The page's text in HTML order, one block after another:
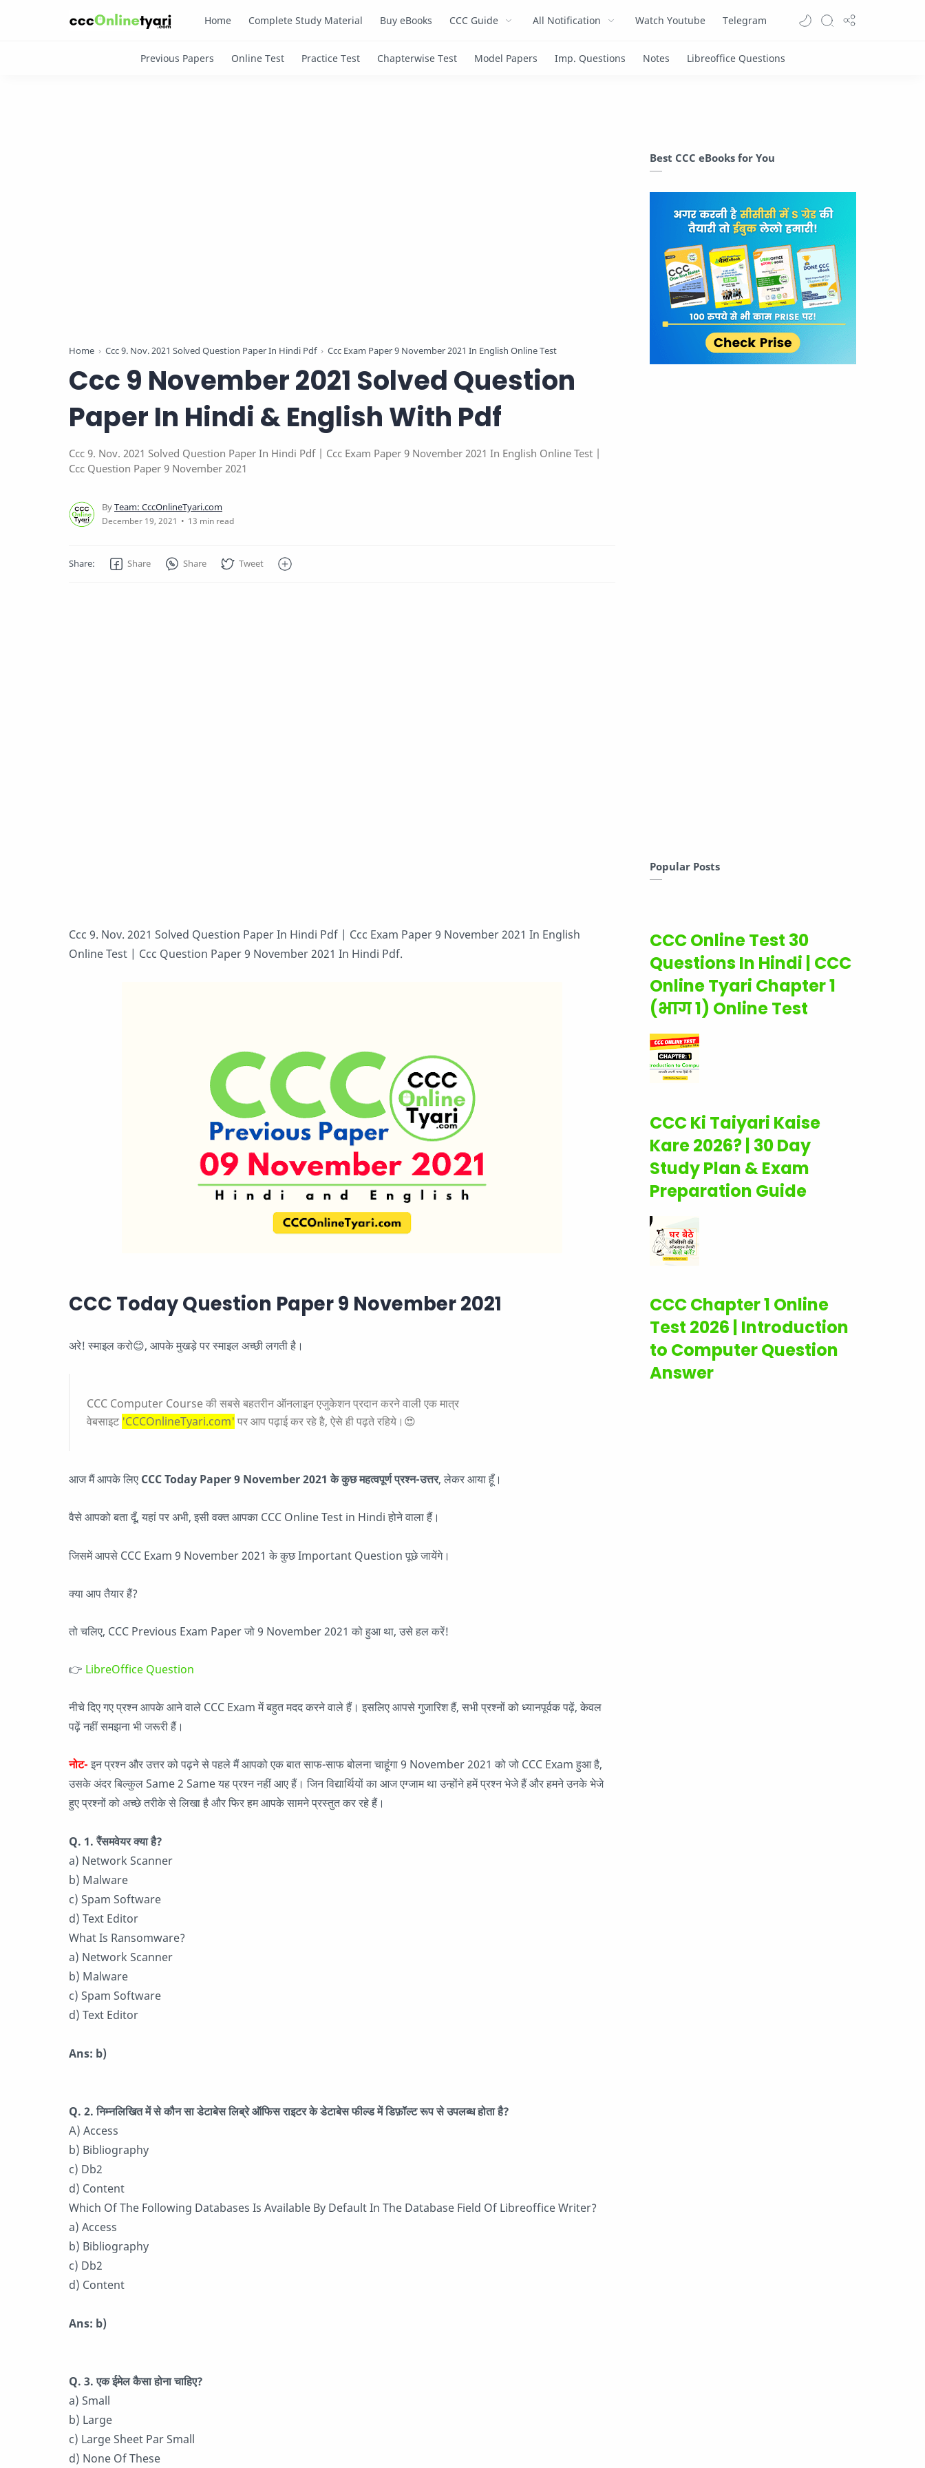
Home Complete Study Material Buy eBooks CCC Guide All Notification Watch Youtube Telegram
Home Ccc 9. Nov. 2021 Solved Question Paper In Hindi Pdf Ccc Exam Paper 9 November 2021 In English Online Test
Ccc 9 November 2021 Solved Question
Paper In Hindi & English With Pdf
Ccc 9. Nov. 2021 Solved Question Paper In Hindi Pdf | Ccc Exam Paper 9 November 2021 In English Online Test |
Ccc Question Paper 9 November 2021
13 min read
Ccc 9. Nov. 2021 Solved Question Paper In Hindi Pdf | Ccc Exam Paper 9 November 2021 In English
Online Test | Ccc Question Paper 9 November 2021 In Hindi Pdf.
CCC Today Question Paper 9 November 2021
अरे! स्माइल करो😊, आपके मुखड़े पर स्माइल अच्छी लगती है।
CCC Computer Course की सबसे बहतरीन ऑनलाइन एजुकेशन प्रदान करने वाली एक मात्र
वेबसाइट 'CCCOnlineTyari.com' पर आप पढ़ाई कर रहे है, ऐसे ही पढ़ते रहिये।😍
आज मैं आपके लिए CCC Today Paper 9 November 2021 के कुछ महत्वपूर्ण प्रश्न-उत्तर, लेकर आया हूँ।
वैसे आपको बता दूँ, यहां पर अभी, इसी वक्त आपका CCC Online Test in Hindi होने वाला हैं।
जिसमें आपसे CCC Exam 9 November 2021 के कुछ Important Question पूछे जायेंगे।
क्या आप तैयार हैं?
तो चलिए, CCC Previous Exam Paper जो 9 November 2021 को हुआ था, उसे हल करें!
👉 LibreOffice Question
नीचे दिए गए प्रश्न आपके आने वाले CCC Exam में बहुत मदद करने वाले हैं। इसलिए आपसे गुजारिश हैं, सभी प्रश्नों को ध्यानपूर्वक पढ़ें, केवल
पढ़ें नहीं समझना भी जरूरी हैं।
नोट- इन प्रश्न और उत्तर को पढ़ने से पहले मैं आपको एक बात साफ-साफ बोलना चाहूंगा 9 November 2021 को जो CCC Exam हुआ है,
उसके अंदर बिल्कुल Same 2 Same यह प्रश्न नहीं आए हैं। जिन विद्यार्थियों का आज एग्जाम था उन्होंने हमें प्रश्न भेजे हैं और हमने उनके भेजे
हुए प्रश्नों को अच्छे तरीके से लिखा है और फिर हम आपके सामने प्रस्तुत कर रहे हैं।
Q. 1. रैंसमवेयर क्या है?
a) Network Scanner
b) Malware
c) Spam Software
d) Text Editor
What Is Ransomware?
a) Network Scanner
b) Malware
c) Spam Software
d) Text Editor
Ans: b)
Q. 2.निम्नलिखित में से कौन सा डेटाबेस लिब्रे ऑफिस राइटर के डेटाबेस फील्ड में डिफ़ॉल्ट रूप से उपलब्ध होता है?
А) Access
b) Bibliography
c) Db2
d) Content
Which Of The Following Databases Is Available By Default In The Database Field Of Libreoffice Writer?
a) Access
b) Bibliography
c) Db2
d) Content
Ans: b)
Q. 3.एक ईमेल कैसा होना चाहिए?
a) Small
b) Large
c) Large Sheet Par Small
d) None Of These
Best CCC eBooks for You
Popular Posts
CCC Online Test 30
Questions In Hindi | CCC
Online Tyari Chapter 1
(भाग 1) Online Test
CCC Ki Taiyari Kaise
Kare 2026? | 30 Day
Study Plan & Exam
Preparation Guide
CCC Chapter 1 Online
Test 2026 | Introduction
to Computer Question
Answer